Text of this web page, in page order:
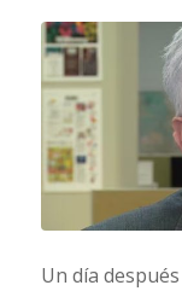
Un día